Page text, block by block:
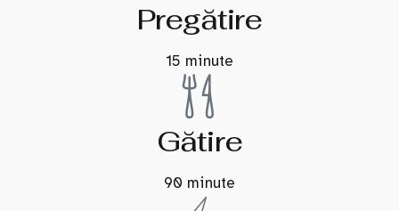
Pregătire
15 minute
Gătire
90 minute